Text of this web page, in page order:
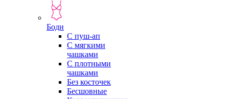
Боди
С пуш-ап
С мягкими
чашками
С плотными
чашками
Без косточек
Бесшовные